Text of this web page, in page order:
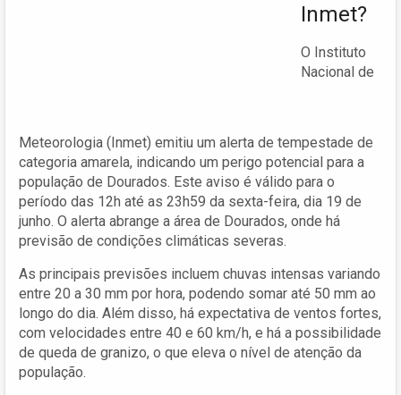
Inmet?
O Instituto
Nacional de
Meteorologia (Inmet) emitiu um alerta de tempestade de
categoria amarela, indicando um perigo potencial para a
população de Dourados. Este aviso é válido para o
período das 12h até as 23h59 da sexta-feira, dia 19 de
junho. O alerta abrange a área de Dourados, onde há
previsão de condições climáticas severas.
As principais previsões incluem chuvas intensas variando
entre 20 a 30 mm por hora, podendo somar até 50 mm ao
longo do dia. Além disso, há expectativa de ventos fortes,
com velocidades entre 40 e 60 km/h, e há a possibilidade
de queda de granizo, o que eleva o nível de atenção da
população.